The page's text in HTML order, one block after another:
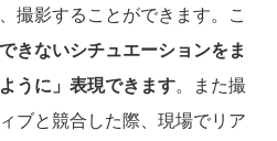
撮影することができます。こ
きないシチュエーションをま
うに」表現できます。また撮
ブと競合した際、現場でリア